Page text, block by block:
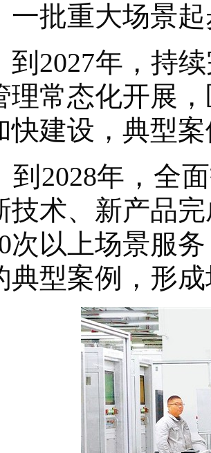
一批重大场景
年，持续
理常态化开展
快建设，典型
年，全面
技术、新产品
次以上场景服
典型案例，形